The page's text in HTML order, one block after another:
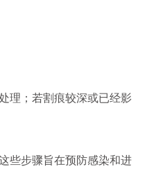
理；若割痕较深或已经影
些步骤旨在预防感染和进